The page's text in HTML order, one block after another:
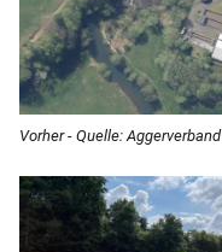
Vorher - Quelle: Aggerverband